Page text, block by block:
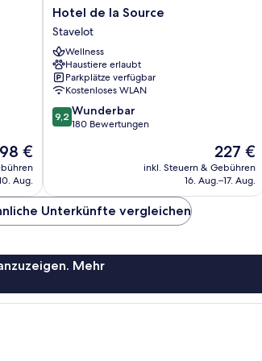
Der
98 €
Aug.
Hotel
de
la
Source
Stavelot
Hotel de la Source
Stavelot
Wellness
Haustiere erlaubt
Parkplätze verfügbar
Kostenloses WLAN
9.2
von
9,2 Wunderbar
180 Bewertungen
Der
Preis
beträgt
227 €
inkl. Steuern & Gebühren
16. Aug.–17. Aug.
Unterkünfte vergleichen
Mehr